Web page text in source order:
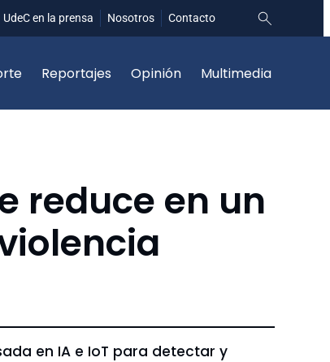
UdeC en la prensa Nosotros Contacto
Reportajes Opinión Multimedia
reduce en un
en IA e IoT para detectar y